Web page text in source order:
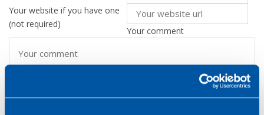
Your website if you have one
(not required)
Your comment